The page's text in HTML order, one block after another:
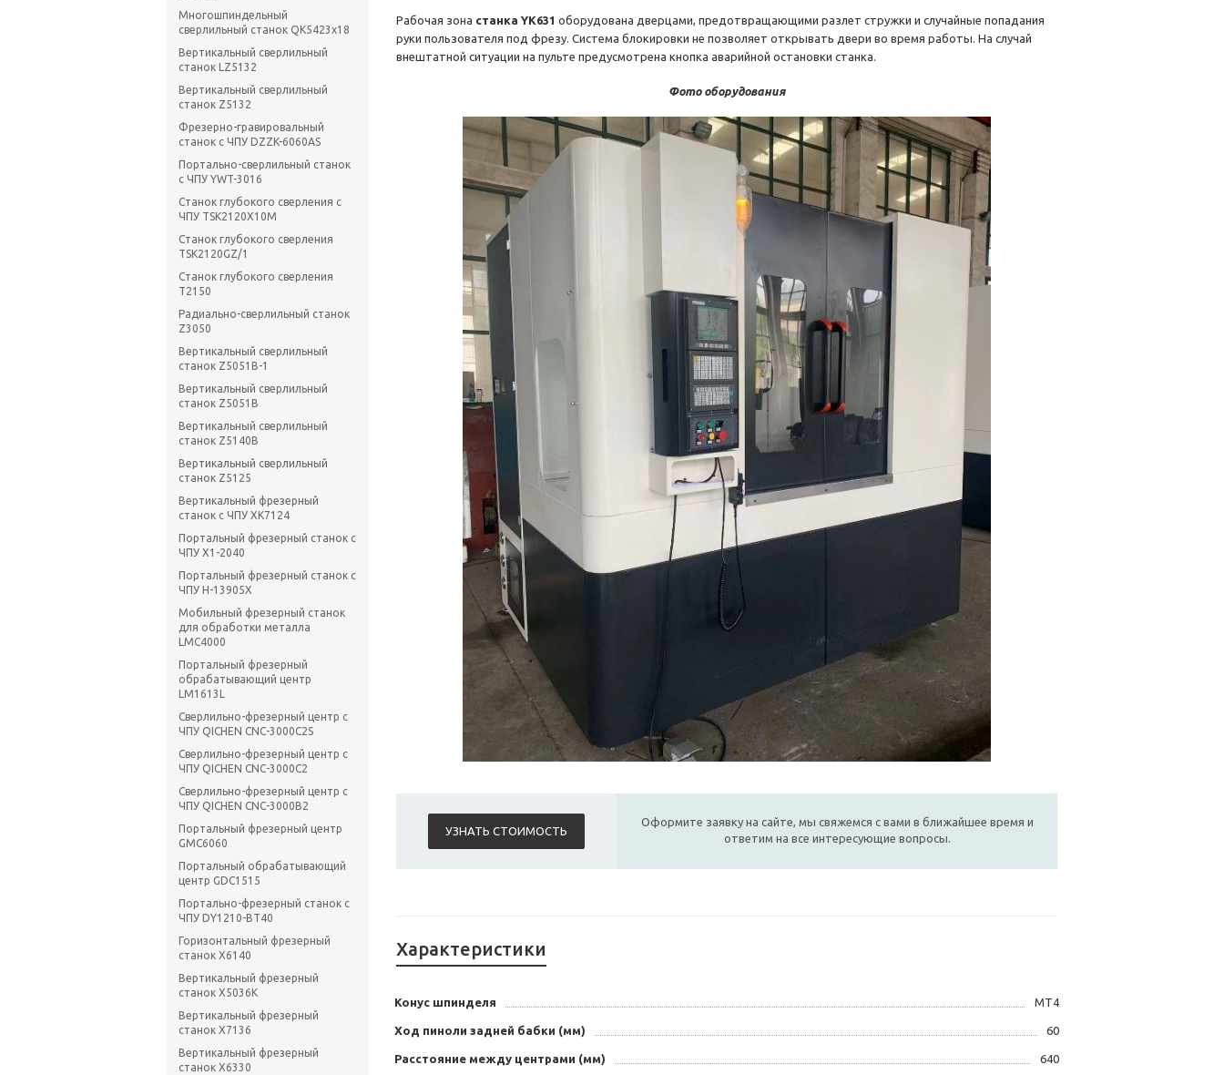
Многошпиндельный
сверлильный станок QK5423х18
Вертикальный сверлильный
станок LZ5132
Вертикальный сверлильный
станок Z5132
Фрезерно-гравировальный
станок с ЧПУ DZZK-6060AS
Портально-сверлильный станок
с ЧПУ YWT-3016
Станок глубокого сверления с
ЧПУ TSK2120X10M
Станок глубокого сверления
TSK2120GZ/1
Станок глубокого сверления
T2150
Радиально-сверлильный станок
Z3050
Вертикальный сверлильный
станок Z5051B-1
Вертикальный сверлильный
станок Z5051B
Вертикальный сверлильный
станок Z5140B
Вертикальный сверлильный
станок Z5125
Вертикальный фрезерный
станок с ЧПУ XK7124
Портальный фрезерный станок с
ЧПУ X1-2040
Портальный фрезерный станок с
ЧПУ H-13905X
Мобильный фрезерный станок
для обработки металла
LMC4000
Портальный фрезерный
обрабатывающий центр
LM1613L
Сверлильно-фрезерный центр с
ЧПУ QICHEN CNC-3000C2S
Сверлильно-фрезерный центр с
ЧПУ QICHEN CNC-3000C2
Сверлильно-фрезерный центр с
ЧПУ QICHEN CNC-3000B2
Портальный фрезерный центр
GMC6060
Портальный обрабатывающий
центр GDC1515
Портально-фрезерный станок с
ЧПУ DY1210-BT40
Горизонтальный фрезерный
станок X6140
Вертикальный фрезерный
станок Х5036K
Вертикальный фрезерный
станок X7136
Вертикальный фрезерный
станок X6330
Рабочая зона станка YK631 оборудована дверцами, предотвращающими разлет стружки и случайные попадания
руки пользователя под фрезу. Система блокировки не позволяет открывать двери во время работы. На случай
внештатной ситуации на пульте предусмотрена кнопка аварийной остановки станка.
Фото оборудования
УЗНАТЬ СТОИМОСТЬ
Оформите заявку на сайте, мы свяжемся с вами в ближайшее время и
ответим на все интересующие вопросы.
Характеристики
Конус шпинделя MT4
Ход пиноли задней бабки (мм) 60
Расстояние между центрами (мм) 640